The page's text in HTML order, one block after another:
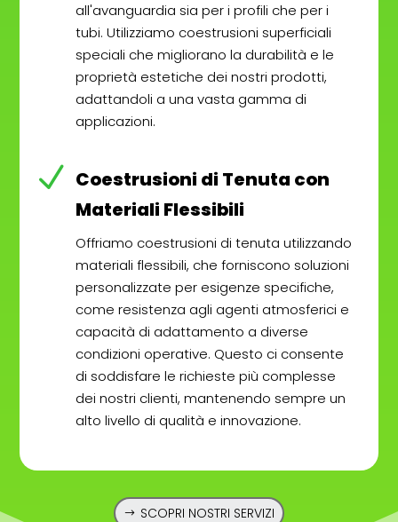
all'avanguardia sia per i profili che per i
tubi. Utilizziamo coestrusioni superficiali
speciali che migliorano la durabilità e le
proprietà estetiche dei nostri prodotti,
adattandoli a una vasta gamma di
applicazioni.
N Coestrusioni di Tenuta con
Materiali Flessibili
Offriamo coestrusioni di tenuta utilizzando
materiali flessibili, che forniscono soluzioni
personalizzate per esigenze specifiche,
come resistenza agli agenti atmosferici e
capacità di adattamento a diverse
condizioni operative. Questo ci consente
di soddisfare le richieste più complesse
dei nostri clienti, mantenendo sempre un
alto livello di qualità e innovazione.
SCOPRI NOSTRI SERVIZI